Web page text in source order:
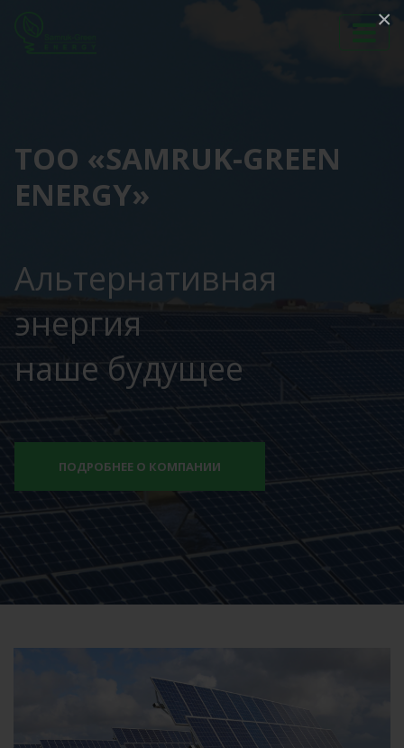
×
ТОО «SAMRUK-GREEN
ENERGY»
Альтернативная
энергия
наше будущее
ПОДРОБНЕЕ О КОМПАНИИ